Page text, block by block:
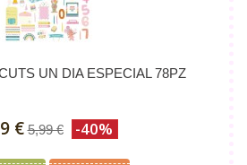
UN DIA ESPECIAL 78PZ
€ 5,99 € -40%